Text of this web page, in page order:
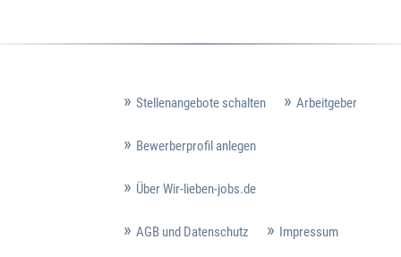
Stellenangebote schalten Arbeitgeber
Bewerberprofil anlegen
Über Wir-lieben-jobs.de
AGB und Datenschutz Impressum